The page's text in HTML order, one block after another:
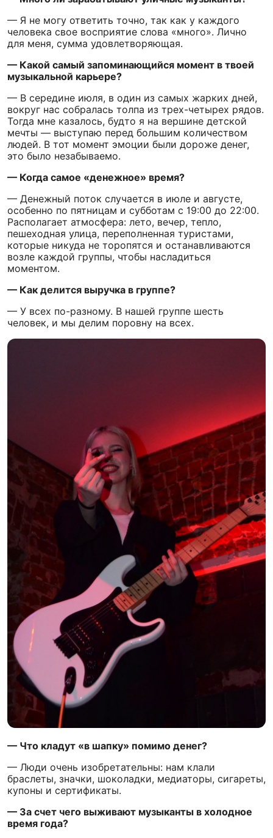
— Я не могу ответить точно, так как у каждого
человека свое восприятие слова «много». Лично
для меня, сумма удовлетворяющая.
— Какой самый запоминающийся момент в твоей
музыкальной карьере?
— В середине июля, в один из самых жарких дней,
вокруг нас собралась толпа из трех-четырех рядов.
Тогда мне казалось, будто я на вершине детской
мечты — выступаю перед большим количеством
людей. В тот момент эмоции были дороже денег,
это было незабываемо.
— Когда самое «денежное» время?
— Денежный поток случается в июле и августе,
особенно по пятницам и субботам с 19:00 до 22:00.
Располагает атмосфера: лето, вечер, тепло,
пешеходная улица, переполненная туристами,
которые никуда не торопятся и останавливаются
возле каждой группы, чтобы насладиться
моментом.
— Как делится выручка в группе?
— У всех по-разному. В нашей группе шесть
человек, и мы делим поровну на всех.
— Что кладут «в шапку» помимо денег?
— Люди очень изобретательны: нам клали
браслеты, значки, шоколадки, медиаторы, сигареты,
купоны и сертификаты.
— За счет чего выживают музыканты в холодное
время года?